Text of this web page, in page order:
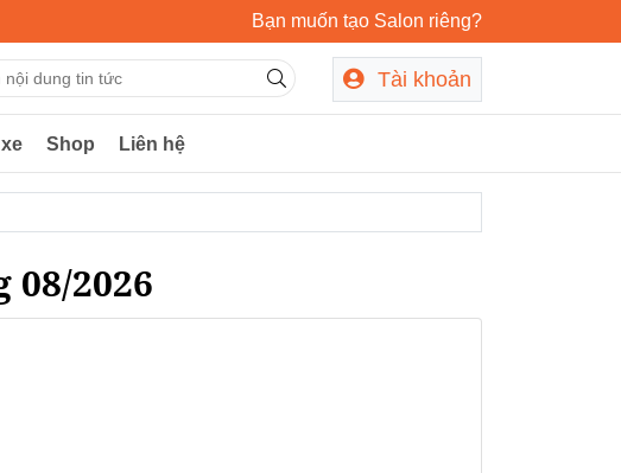
Bạn muốn tạo Salon riêng?
Tài khoản
Shop Liên hệ
08/2026